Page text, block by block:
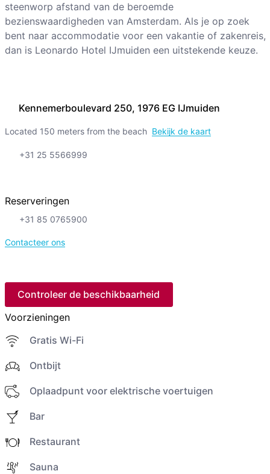
Kennemerboulevard 250, 1976 EG IJmuiden
Located 150 meters from the beach Bekijk de kaart
+31 25 5566999
Reserveringen
+31 85 0765900
Contacteer ons
Controleer de beschikbaarheid
Voorzieningen
Gratis Wi-Fi
Ontbijt
Oplaadpunt voor elektrische voertuigen
Bar
Restaurant
Sauna
steenworp afstand van de beroemde
bezienswaardigheden van Amsterdam. Als je op zoek
bent naar accommodatie voor een vakantie of zakenreis,
dan is Leonardo Hotel IJmuiden een uitstekende keuze.